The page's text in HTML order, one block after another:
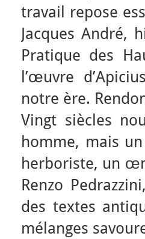
travail repose
Jacques André,
Pratique des
l’œuvre
notre ère.
Vingt siècles
homme, mais
herboriste, un
Renzo
des textes
mélanges